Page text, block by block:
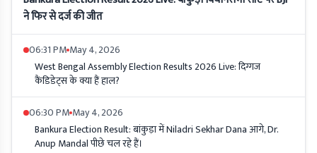
ने फिर से दर्ज की जीत
06:31 PM May 4, 2026
West Bengal Assembly Election Results 2026 Live: दिग्गज
कैंडिडेट्स के क्या हैं हाल?
06:30 PM May 4, 2026
Bankura Election Result: बांकुड़ा में Niladri Sekhar Dana आगे, Dr.
Anup Mandal पीछे चल रहे हैं।